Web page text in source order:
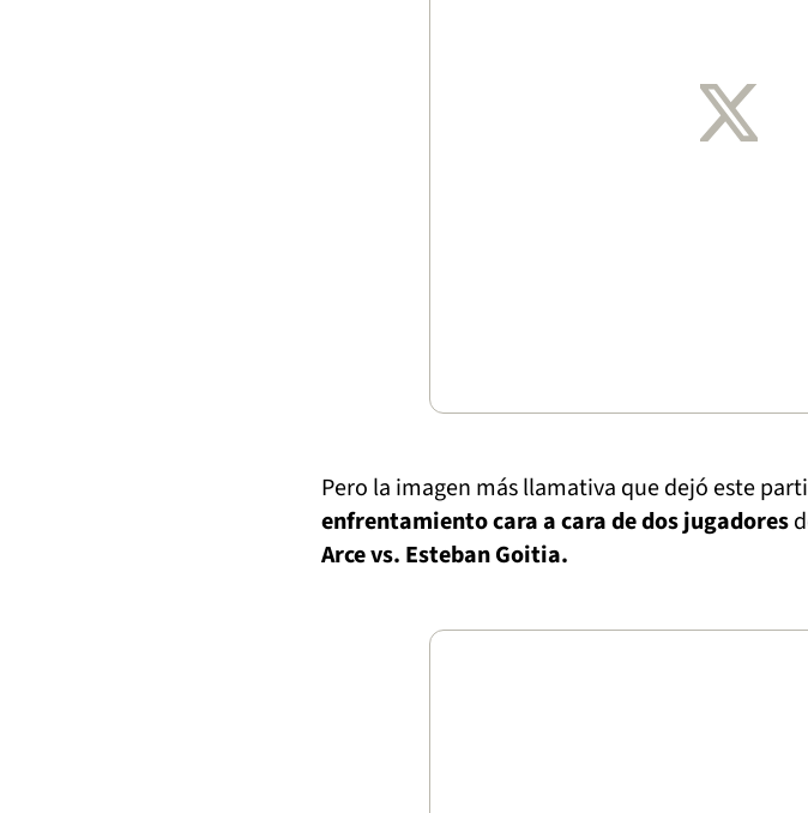
Pero la imagen más llamativa que dejó este
enfrentamiento cara a cara de dos jugadores
Arce vs. Esteban Goitia.